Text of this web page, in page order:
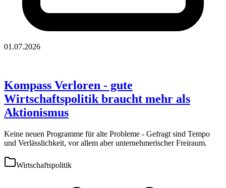
01.07.2026
Kompass Verloren - gute
Wirtschaftspolitik braucht mehr als
Aktionismus
Keine neuen Programme für alte Probleme - Gefragt sind Tempo
und Verlässlichkeit, vor allem aber unternehmerischer Freiraum.
Wirtschaftspolitik